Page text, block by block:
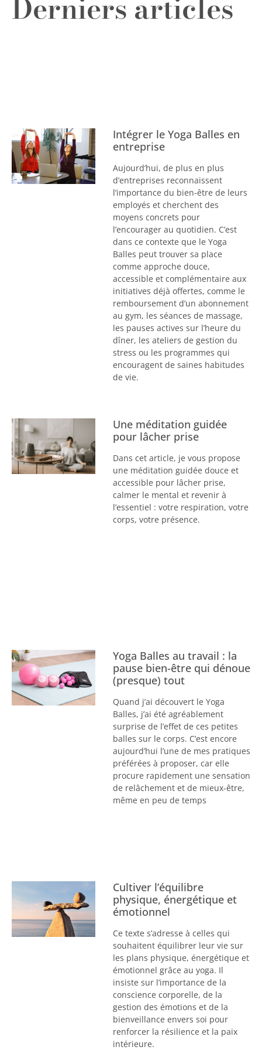
Intégrer le Yoga Balles en
entreprise
Aujourd’hui, de plus en plus
d’entreprises reconnaissent
l’importance du bien-être de leurs
employés et cherchent des
moyens concrets pour
l’encourager au quotidien. C’est
dans ce contexte que le Yoga
Balles peut trouver sa place
comme approche douce,
accessible et complémentaire aux
initiatives déjà offertes, comme le
remboursement d’un abonnement
au gym, les séances de massage,
les pauses actives sur l’heure du
dîner, les ateliers de gestion du
stress ou les programmes qui
encouragent de saines habitudes
de vie.
Une méditation guidée
pour lâcher prise
Dans cet article, je vous propose
une méditation guidée douce et
accessible pour lâcher prise,
calmer le mental et revenir à
l’essentiel : votre respiration, votre
corps, votre présence.
Yoga Balles au travail : la
pause bien-être qui dénoue
(presque) tout
Quand j’ai découvert le Yoga
Balles, j’ai été agréablement
surprise de l’effet de ces petites
balles sur le corps. C’est encore
aujourd’hui l’une de mes pratiques
préférées à proposer, car elle
procure rapidement une sensation
de relâchement et de mieux-être,
même en peu de temps
Cultiver l’équilibre
physique, énergétique et
émotionnel
Ce texte s’adresse à celles qui
souhaitent équilibrer leur vie sur
les plans physique, énergétique et
émotionnel grâce au yoga. Il
insiste sur l’importance de la
conscience corporelle, de la
gestion des émotions et de la
bienveillance envers soi pour
renforcer la résilience et la paix
intérieure.